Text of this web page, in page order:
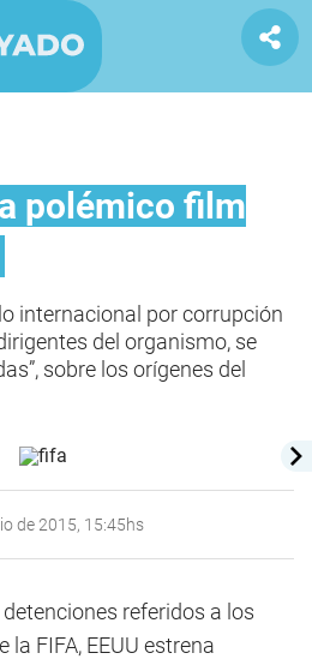
polémico film
internacional por corrupción
del organismo, se
sobre los orígenes del
de 2015, 15:45hs
referidos a los
FIFA, EEUU estrena